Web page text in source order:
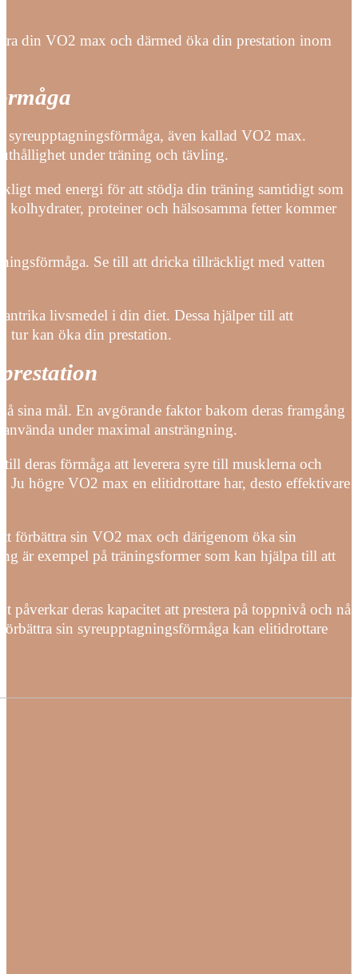
din VO2 max och därmed öka din prestation inom
även kallad VO2 max.
under träning och tävling.
med energi för att stödja din träning samtidigt som
proteiner och hälsosamma fetter kommer
Se till att dricka tillräckligt med vatten
livsmedel i din diet. Dessa hjälper till att
tur kan öka din prestation.
sina mål. En avgörande faktor bakom deras framgång
under maximal ansträngning.
deras förmåga att leverera syre till musklerna och
Ju högre VO2 max en elitidrottare har, desto effektivare
förbättra sin VO2 max och därigenom öka sin
är exempel på träningsformer som kan hjälpa till att
deras kapacitet att prestera på toppnivå och nå
sin syreupptagningsförmåga kan elitidrottare